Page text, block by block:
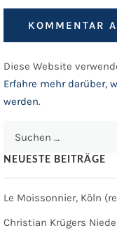
Diese Website
Erfahre mehr darüber,
werden.
NEUESTE BEITRÄGE
Le Moissonnier, Köln
Christian Krügers